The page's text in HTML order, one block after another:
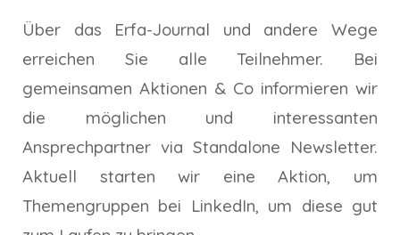
Über das Erfa-Journal und andere Wege
erreichen Sie alle Teilnehmer. Bei
gemeinsamen Aktionen & Co informieren wir
die möglichen und interessanten
Ansprechpartner via Standalone Newsletter.
Aktuell starten wir eine Aktion, um
Themengruppen bei LinkedIn, um diese gut